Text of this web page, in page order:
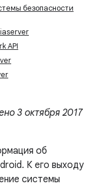
безопасности
API
3 октября 2017
об
К его выходу
системы